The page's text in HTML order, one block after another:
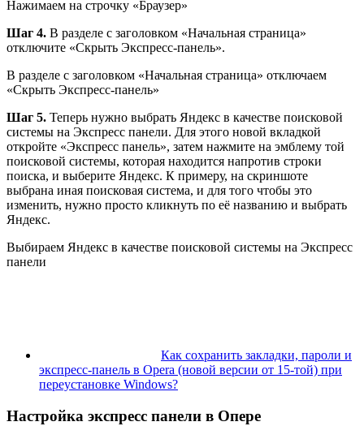
Нажимаем на строчку «Браузер»
Шаг 4. В разделе с заголовком «Начальная страница»
отключите «Скрыть Экспресс-панель».
В разделе с заголовком «Начальная страница» отключаем
«Скрыть Экспресс-панель»
Шаг 5. Теперь нужно выбрать Яндекс в качестве поисковой
системы на Экспресс панели. Для этого новой вкладкой
откройте «Экспресс панель», затем нажмите на эмблему той
поисковой системы, которая находится напротив строки
поиска, и выберите Яндекс. К примеру, на скриншоте
выбрана иная поисковая система, и для того чтобы это
изменить, нужно просто кликнуть по её названию и выбрать
Яндекс.
Выбираем Яндекс в качестве поисковой системы на Экспресс
панели
Как сохранить закладки, пароли и
экспресс-панель в Opera (новой версии от 15-той) при
переустановке Windows?
Настройка экспресс панели в Опере